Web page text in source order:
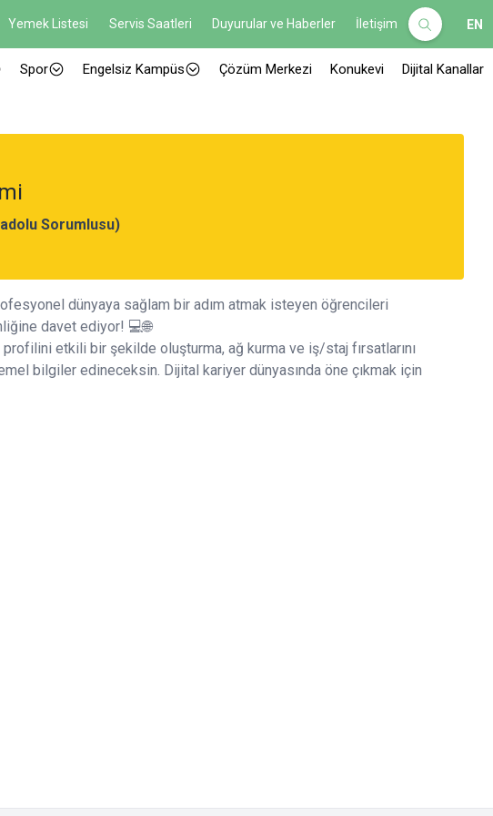
Yemek Listesi Servis Saatleri Duyurular ve Haberler İletişim EN
Spor Engelsiz Kampüs Çözüm Merkezi Konukevi Dijital Kanallar
Sorumlusu)
dünyaya sağlam bir adım atmak isteyen öğrencileri
davet ediyor! 💻🌐
etkili bir şekilde oluşturma, ağ kurma ve iş/staj fırsatlarını
bilgiler edineceksin. Dijital kariyer dünyasında öne çıkmak için